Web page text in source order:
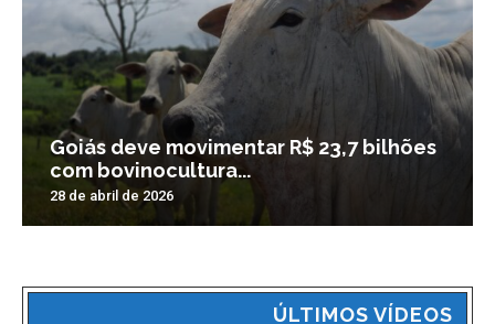
Goiás deve movimentar R$ 23,7 bilhões
com bovinocultura...
28 de abril de 2026
ÚLTIMOS VÍDEOS